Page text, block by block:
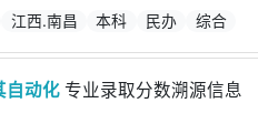
江西.南昌 本科 民办 综合
自动化 专业录取分数溯源信息